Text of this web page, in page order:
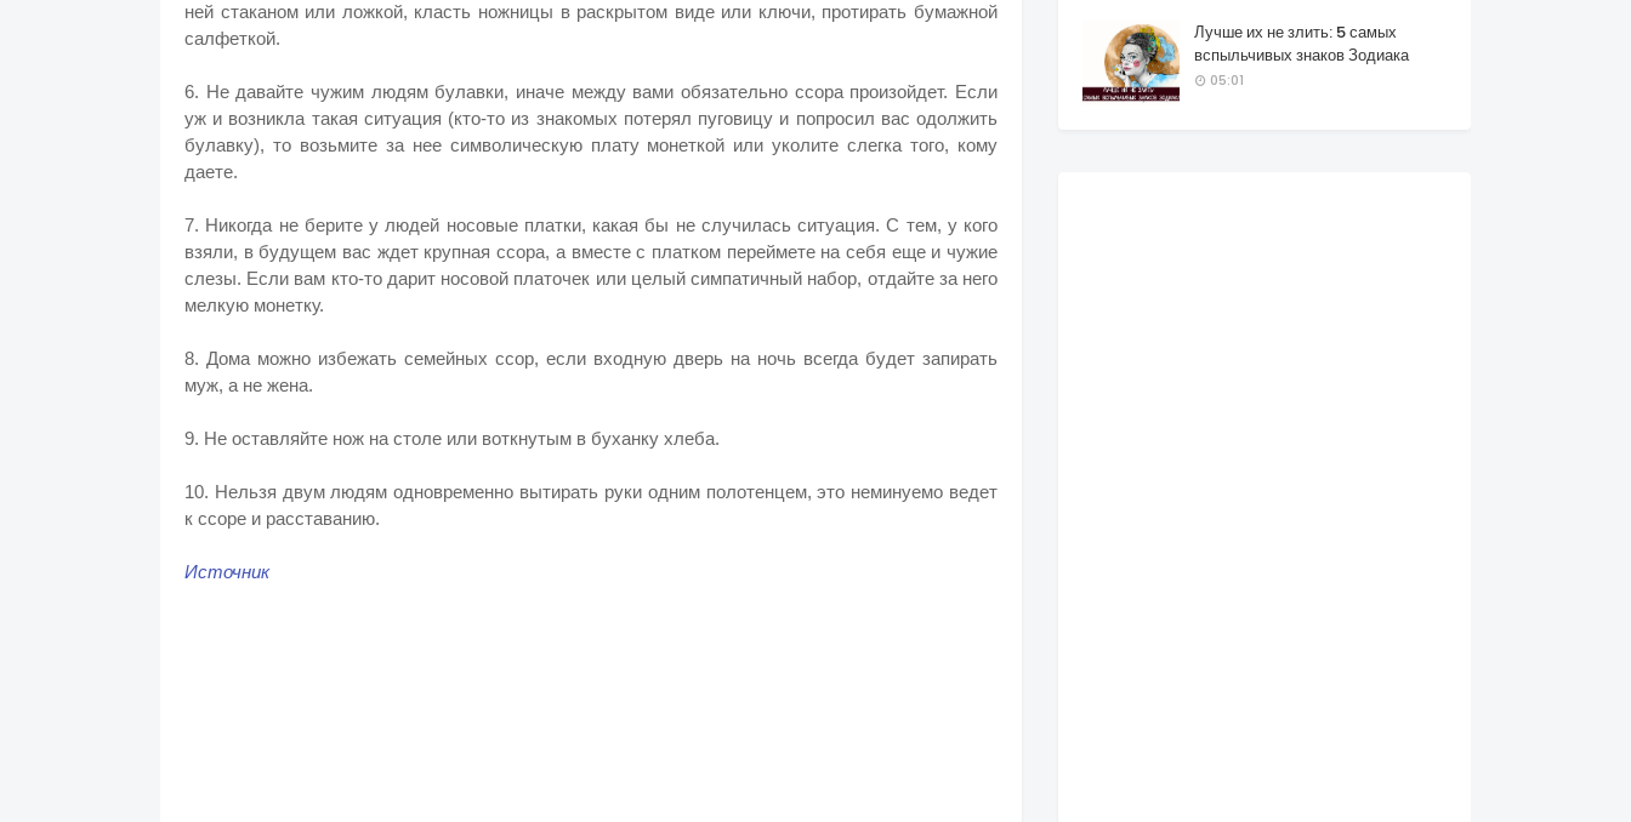
ней стаканом или ложкой, класть ножницы в раскрытом виде или ключи, протирать бумажной
салфеткой.
6. Не давайте чужим людям булавки, иначе между вами обязательно ссора произойдет. Если
уж и возникла такая ситуация (кто-то из знакомых потерял пуговицу и попросил вас одолжить
булавку), то возьмите за нее символическую плату монеткой или уколите слегка того, кому
даете.
7. Никогда не берите у людей носовые платки, какая бы не случилась ситуация. С тем, у кого
взяли, в будущем вас ждет крупная ссора, а вместе с платком переймете на себя еще и чужие
слезы. Если вам кто-то дарит носовой платочек или целый симпатичный набор, отдайте за него
мелкую монетку.
8. Дома можно избежать семейных ссор, если входную дверь на ночь всегда будет запирать
муж, а не жена.
9. Не оставляйте нож на столе или воткнутым в буханку хлеба.
10. Нельзя двум людям одновременно вытирать руки одним полотенцем, это неминуемо ведет
к ссоре и расставанию.
Источник
Лучше их не злить: 5 самых
вспыльчивых знаков Зодиака
05:01